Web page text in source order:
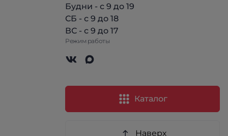
Будни - с 9 до 19
СБ - с 9 до 18
ВС - с 9 до 17
Режим работы
Каталог
Наверх